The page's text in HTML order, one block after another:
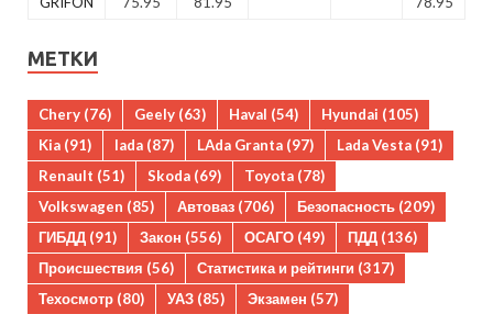
МЕТКИ
Chery (76) Geely (63) Haval (54) Hyundai (105)
Kia (91) lada (87) LAda Granta (97) Lada Vesta (91)
Renault (51) Skoda (69) Toyota (78)
Volkswagen (85) Автоваз (706) Безопасность (209)
ГИБДД (91) Закон (556) ОСАГО (49) ПДД (136)
Происшествия (56) Статистика и рейтинги (317)
Техосмотр (80) УАЗ (85) Экзамен (57)